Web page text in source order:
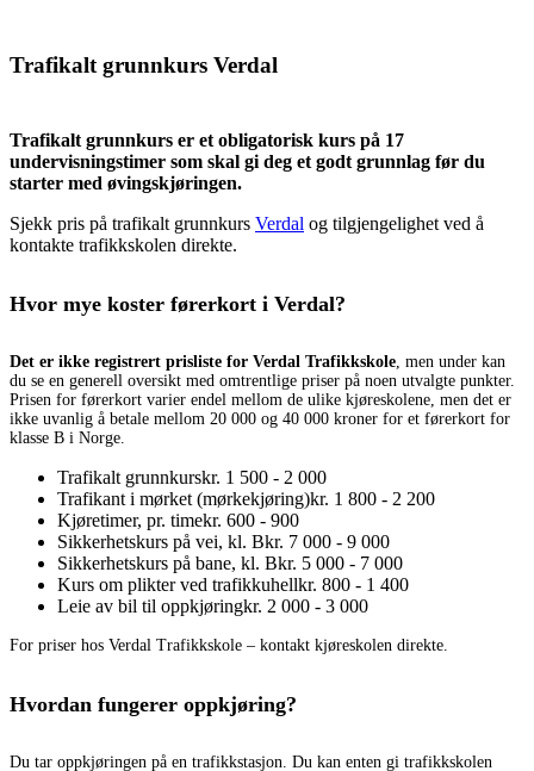
Trafikalt grunnkurs Verdal
Trafikalt grunnkurs er et obligatorisk kurs på 17
undervisningstimer som skal gi deg et godt grunnlag før du
starter med øvingskjøringen.
Sjekk pris på trafikalt grunnkurs Verdal og tilgjengelighet ved å
kontakte trafikkskolen direkte.
Hvor mye koster førerkort i Verdal?
Det er ikke registrert prisliste for Verdal Trafikkskole, men under kan
du se en generell oversikt med omtrentlige priser på noen utvalgte punkter.
Prisen for førerkort varier endel mellom de ulike kjøreskolene, men det er
ikke uvanlig å betale mellom 20 000 og 40 000 kroner for et førerkort for
klasse B i Norge.
Trafikalt grunnkurskr. 1 500 - 2 000
Trafikant i mørket (mørkekjøring)kr. 1 800 - 2 200
Kjøretimer, pr. timekr. 600 - 900
Sikkerhetskurs på vei, kl. Bkr. 7 000 - 9 000
Sikkerhetskurs på bane, kl. Bkr. 5 000 - 7 000
Kurs om plikter ved trafikkuhellkr. 800 - 1 400
Leie av bil til oppkjøringkr. 2 000 - 3 000
For priser hos Verdal Trafikkskole – kontakt kjøreskolen direkte.
Hvordan fungerer oppkjøring?
Du tar oppkjøringen på en trafikkstasjon. Du kan enten gi trafikkskolen